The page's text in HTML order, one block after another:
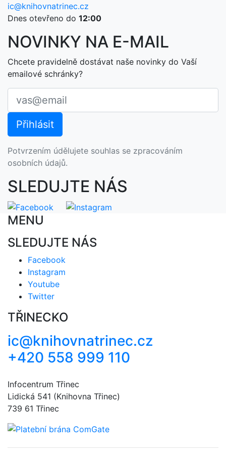
ic@knihovnatrinec.cz
Dnes otevřeno do 12:00
NOVINKY NA E-MAIL
Chcete pravidelně dostávat naše novinky do Vaší
emailové schránky?
Potvrzením údělujete souhlas se zpracováním
osobních údajů.
SLEDUJTE NÁS
MENU
SLEDUJTE NÁS
Facebook
Instagram
Youtube
Twitter
TŘINECKO
ic@knihovnatrinec.cz
+420 558 999 110
Infocentrum Třinec
Lidická 541 (Knihovna Třinec)
739 61 Třinec